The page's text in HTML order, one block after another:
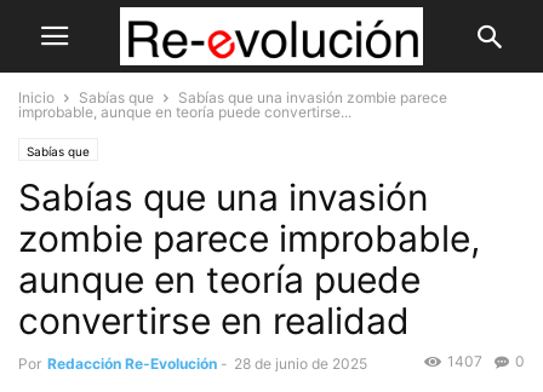
Inicio Sabías que
Sabías que una invasión zombie parece
improbable, aunque en teoría puede convertirse...
Sabías que
Sabías que una invasión
zombie parece improbable,
aunque en teoría puede
convertirse en realidad
Por Redacción Re-Evolución - 28 de junio de 2025 0
1407